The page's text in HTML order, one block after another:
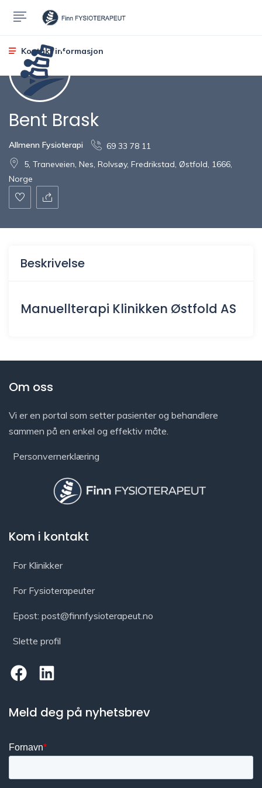
Kontakt informasjon
Bent Brask
Allmenn Fysioterapi
69 33 78 11
5, Traneveien, Nes, Rolvsøy, Fredrikstad, Østfold, 1666,
Norge
Beskrivelse
Manuellterapi Klinikken Østfold AS
Om oss
Vi er en portal som setter pasienter og behandlere
sammen på en enkel og effektiv måte.
Personvernerklæring
Kom i kontakt
For Klinikker
For Fysioterapeuter
Epost: post@finnfysioterapeut.no
Slette profil
Meld deg på nyhetsbrev